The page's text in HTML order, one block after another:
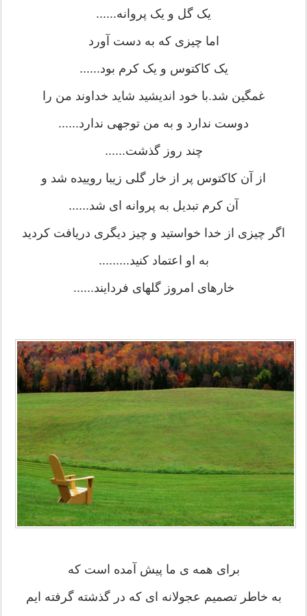
یک گل و یک پروانه......
اما چیزی که به دست آورد
یک کاکتوس و یک کرم بود......
غمگین شد.با خود اندیشید شاید خداوند من را
دوست ندارد و به من توجهی ندارد......
چند روز گذشت......
از آن کاکتوس پر از خار گلی زیبا روییده شد و
آن کرم تبدیل به پروانه ای شد......
اگر چیزی از خدا خواستید و چیز دیگری دریافت کردید
به او اعتماد کنید.........
خارهای امروز گلهای فردایند......
برای همه ی ما پیش آمده است که
به خاطر تصمیم عجولانه ای که در گذشته گرفته ایم